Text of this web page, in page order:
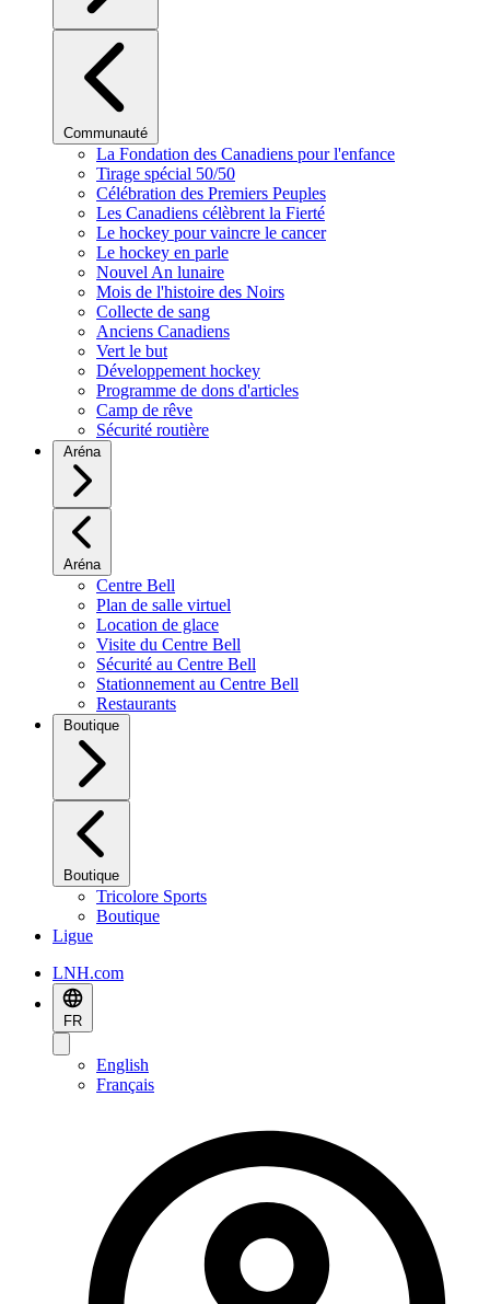
Communauté
La Fondation des Canadiens pour l'enfance
Tirage spécial 50/50
Célébration des Premiers Peuples
Les Canadiens célèbrent la Fierté
Le hockey pour vaincre le cancer
Le hockey en parle
Nouvel An lunaire
Mois de l'histoire des Noirs
Collecte de sang
Anciens Canadiens
Vert le but
Développement hockey
Programme de dons d'articles
Camp de rêve
Sécurité routière
Aréna
Aréna
Centre Bell
Plan de salle virtuel
Location de glace
Visite du Centre Bell
Sécurité au Centre Bell
Stationnement au Centre Bell
Restaurants
Boutique
Boutique
Tricolore Sports
Boutique
Ligue
LNH.com
FR
English
Français